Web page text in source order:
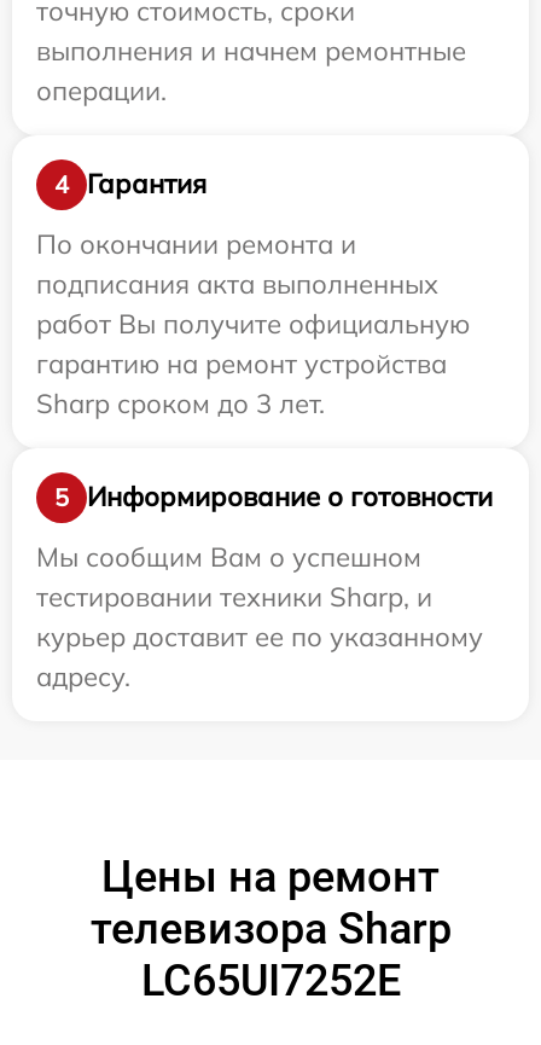
точную стоимость, сроки
выполнения и начнем ремонтные
операции.
4
Гарантия
По окончании ремонта и
подписания акта выполненных
работ Вы получите официальную
гарантию на ремонт устройства
Sharp сроком до 3 лет.
5
Информирование о готовности
Мы сообщим Вам о успешном
тестировании техники Sharp, и
курьер доставит ее по указанному
адресу.
Цены на ремонт
телевизора Sharp
LC65UI7252E